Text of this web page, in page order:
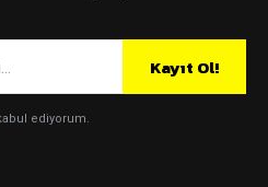
Kayıt Ol!
ediyorum.